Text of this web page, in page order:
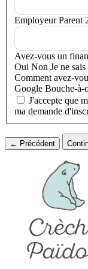
Employeur Parent
Avez-vous un
Oui Non Je ne sais
Comment avez-
Google Bouche-à-
J'accepte que
ma demande
← Précédent